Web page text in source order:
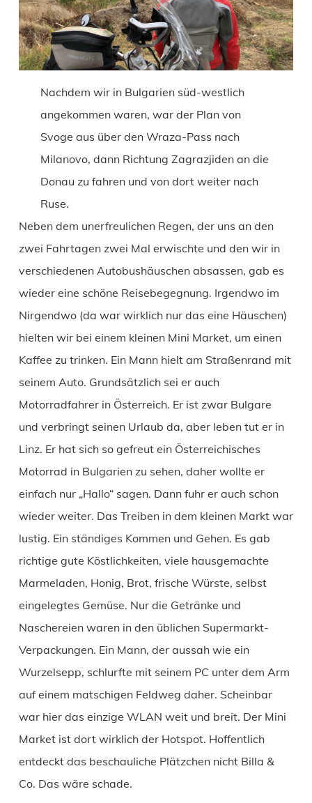
Nachdem wir in Bulgarien süd-westlich
angekommen waren, war der Plan von
Svoge aus über den Wraza-Pass nach
Milanovo, dann Richtung Zagrazjiden an die
Donau zu fahren und von dort weiter nach
Ruse.
Neben dem unerfreulichen Regen, der uns an den
zwei Fahrtagen zwei Mal erwischte und den wir in
verschiedenen Autobushäuschen absassen, gab es
wieder eine schöne Reisebegegnung. Irgendwo im
Nirgendwo (da war wirklich nur das eine Häuschen)
hielten wir bei einem kleinen Mini Market, um einen
Kaffee zu trinken. Ein Mann hielt am Straßenrand mit
seinem Auto. Grundsätzlich sei er auch
Motorradfahrer in Österreich. Er ist zwar Bulgare
und verbringt seinen Urlaub da, aber leben tut er in
Linz. Er hat sich so gefreut ein Österreichisches
Motorrad in Bulgarien zu sehen, daher wollte er
einfach nur „Hallo“ sagen. Dann fuhr er auch schon
wieder weiter. Das Treiben in dem kleinen Markt war
lustig. Ein ständiges Kommen und Gehen. Es gab
richtige gute Köstlichkeiten, viele hausgemachte
Marmeladen, Honig, Brot, frische Würste, selbst
eingelegtes Gemüse. Nur die Getränke und
Naschereien waren in den üblichen Supermarkt-
Verpackungen. Ein Mann, der aussah wie ein
Wurzelsepp, schlurfte mit seinem PC unter dem Arm
auf einem matschigen Feldweg daher. Scheinbar
war hier das einzige WLAN weit und breit. Der Mini
Market ist dort wirklich der Hotspot. Hoffentlich
entdeckt das beschauliche Plätzchen nicht Billa &
Co. Das wäre schade.